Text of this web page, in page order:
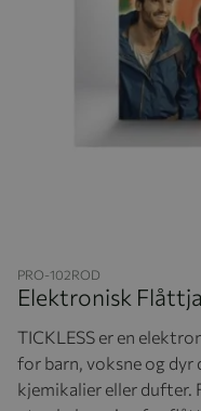
PRO-102ROD
Elektronisk
TICKLESS er en
for barn, voksne og dyr
kjemikalier eller dufter.